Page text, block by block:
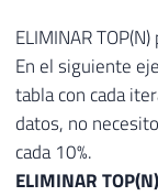
43
44
45
46
47
SET
END
ELIMINAR
En el siguiente
tabla con cada
datos, no
cada 10%.
ELIMINAR